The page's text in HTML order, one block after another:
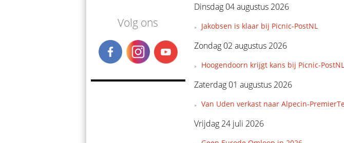
Volg ons
Dinsdag 04 augustus 2026
Jakobsen is klaar bij Picnic-PostNL
Zondag 02 augustus 2026
Hoogendoorn krijgt kans bij Picnic-PostNL
Zaterdag 01 augustus 2026
Van Uden verkast naar Alpecin-
Vrijdag 24 juli 2026